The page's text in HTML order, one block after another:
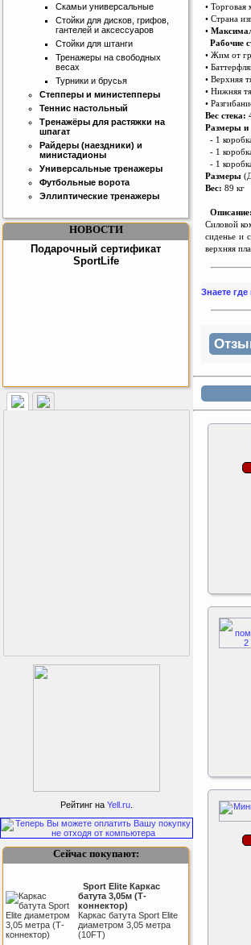
• Торговая
• Страна
•
Рабочие
• Жим от
•
• Верхняя
• Нижняя
•
Вес стека:
Размеры и
- 1
- 1
- 1
Размеры
Вес: 89 кг
Описание:
Силовой
сиденье и
верхняя
Знаете
Скамьи универсальные
Стойки для дисков, грифов,
гантелей и аксессуаров
Стойки для штанги
Тренажеры на свободных
весах
Турники и брусья
Степперы и министепперы
Теннис настольный
Тренажёры для растяжки на
шпагат
Райдеры (наездники) и
министадионы
Универсальные тренажеры
Футбольные ворота
Эллиптические тренажеры
НОВОСТИ
Бесплатная сборка и доставка
товара!
Подарочный сертификат
SportLife
Как заставить женщину
заниматся спортом?
Рейтинг на Yell.ru
Сейчас покупают:
для горки
площадкой для горки к
ДСК Вертикаль
Sport Elite Каркас
батута 3,05м (Т-
коннектор)
Каркас батута Sport Elite
диаметром 3,05 метра
(10FT)